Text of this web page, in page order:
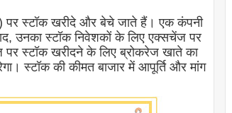
पर स्टॉक खरीदे और बेचे जाते हैं। एक कंपनी
उनका स्टॉक निवेशकों के लिए एक्सचेंज पर
स्टॉक खरीदने के लिए ब्रोकरेज खाते का
स्टॉक की कीमत बाजार में आपूर्ति और मांग